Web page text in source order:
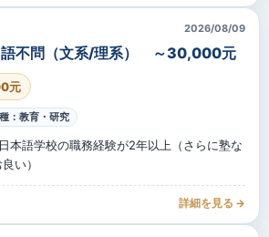
2026/08/09
語不問（文系/理系） ～30,000元
元
：教育・研究
本語学校の職務経験が2年以上（さらに塾な
良い）
詳細を見る →